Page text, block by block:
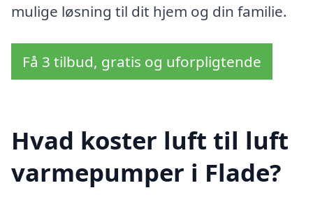
mulige løsning til dit hjem og din familie.
Få 3 tilbud, gratis og uforpligtende
Hvad koster luft til luft
varmepumper i Flade?